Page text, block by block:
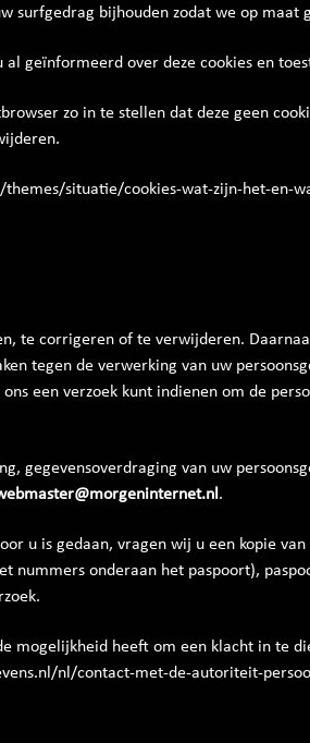
surfgedrag bijhouden zodat we op maat
al geïnformeerd over deze cookies en
zo in te stellen dat deze geen
situatie/cookies-wat-zijn-het-en-
te corrigeren of te verwijderen.
tegen de verwerking van uw
een verzoek kunt indienen om de
gegevensoverdraging van uw
.
u is gedaan, vragen wij u een kopie
nummers onderaan het paspoort),
mogelijkheid heeft om een klacht in te
nl/contact-met-de-autoriteit-